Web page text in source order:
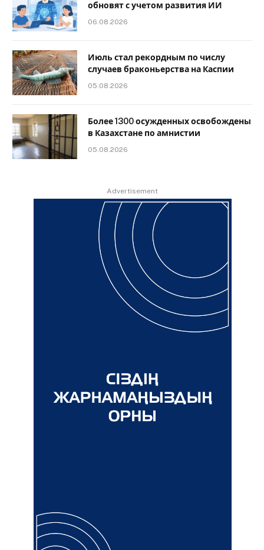
обновят с учетом развития ИИ
06.08.2026
Июль стал рекордным по числу
случаев браконьерства на Каспии
05.08.2026
Более 1300 осужденных освобождены
в Казахстане по амнистии
05.08.2026
Advertisement